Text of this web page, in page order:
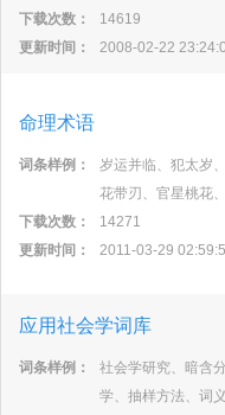
下载次数：
14619
更新时间：
2008-02-22
命理术语
词条样例：
岁运并临、犯太岁
花带刃、官星桃花
下载次数：
14271
更新时间：
2011-03-29
应用社会学词库
词条样例：
社会学研究、暗含
学、抽样方法、词